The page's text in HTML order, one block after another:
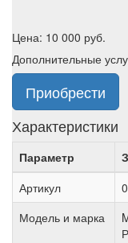
Цена: 10 000 руб.
Дополнительные
Приобрести
Характеристики
Параметр
Артикул
Модель и марка